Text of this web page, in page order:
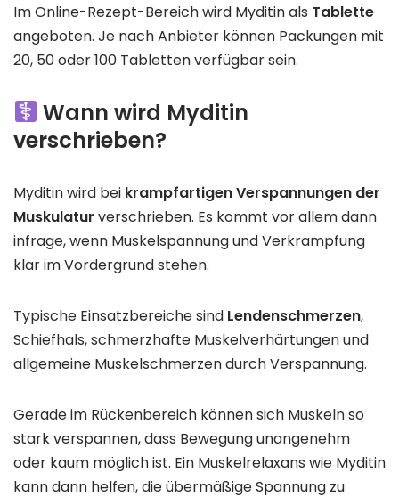
Im Online-Rezept-Bereich wird Myditin als Tablette
angeboten. Je nach Anbieter können Packungen mit
20, 50 oder 100 Tabletten verfügbar sein.
Wann wird Myditin
verschrieben?
Myditin wird bei krampfartigen Verspannungen der
Muskulatur verschrieben. Es kommt vor allem dann
infrage, wenn Muskelspannung und Verkrampfung
klar im Vordergrund stehen.
Typische Einsatzbereiche sind Lendenschmerzen,
Schiefhals, schmerzhafte Muskelverhärtungen und
allgemeine Muskelschmerzen durch Verspannung.
Gerade im Rückenbereich können sich Muskeln so
stark verspannen, dass Bewegung unangenehm
oder kaum möglich ist. Ein Muskelrelaxans wie Myditin
kann dann helfen, die übermäßige Spannung zu